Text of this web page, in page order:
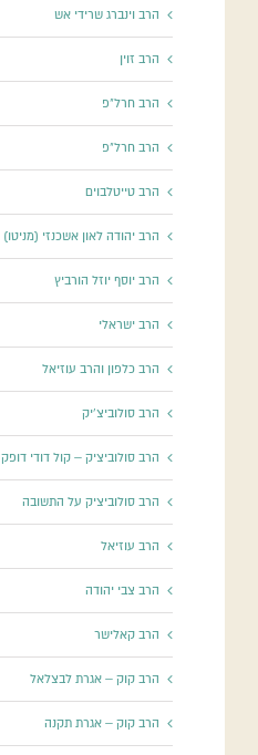
הרב וינברג שרידי אש
הרב זוין
הרב חרל"פ
הרב חרל"פ
הרב טייטלבוים
הרב יהודה לאון אשכנזי (מניטו)
הרב יוסף יוזל הורביץ
הרב ישראלי
הרב כלפון והרב עוזיאל
הרב סולוביצ'יק
הרב סולוביציק – קול דודי דופק
הרב סולוביציק על התשובה
הרב עוזיאל
הרב צבי יהודה
הרב קאלישר
הרב קוק – אגרת לבצלאל
הרב קוק – אגרת תקנה